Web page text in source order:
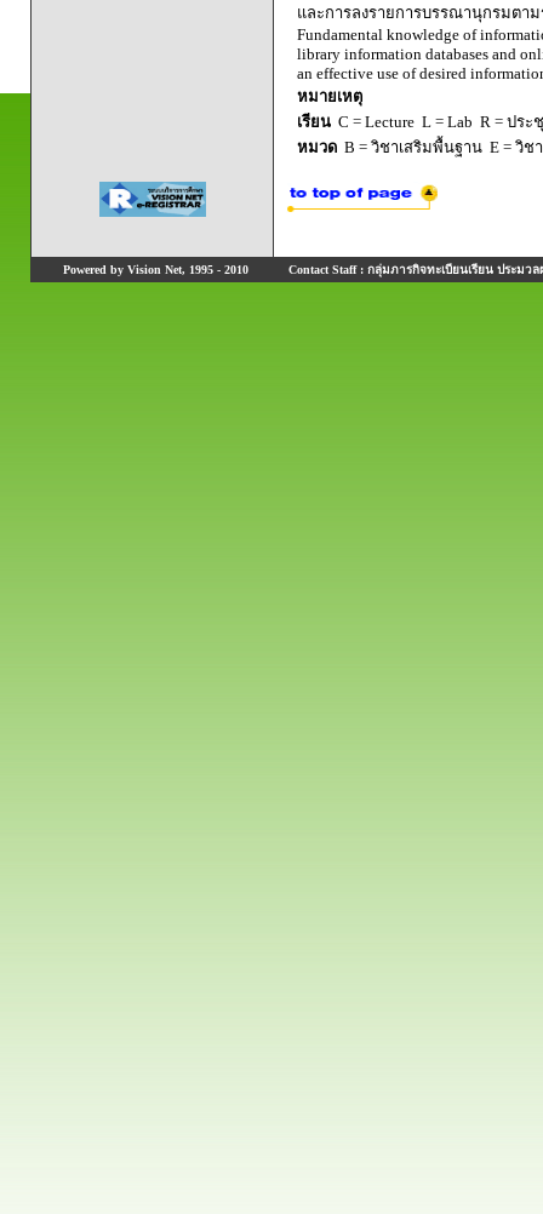
และการลงรายการบรรณานุกรมตา
Fundamental knowledge of
library information databases and
an effective use of desired
หมายเหตุ
เรียน C = Lecture L = Lab R = ประ
หมวด B = วิชาเสริมพื้นฐาน E = วิช
Powered by Vision Net, 1995 - 2010 Contact Staff : กลุ่มภารกิจทะเบียนเรียน ประมวล